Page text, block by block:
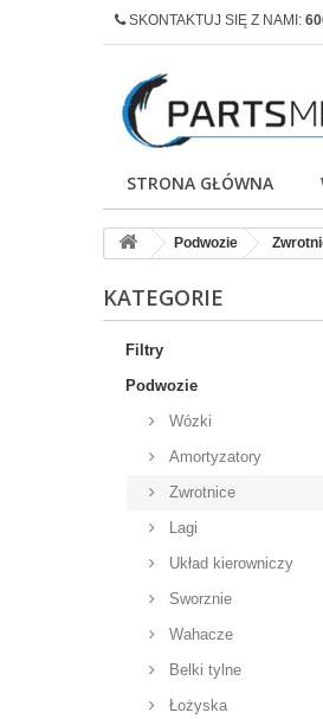
SKONTAKTUJ SIĘ Z NAMI:
STRONA GŁÓWNA
Podwozie
KATEGORIE
Filtry
Podwozie
Wózki
Amortyzatory
Zwrotnice
Lagi
Układ kierowniczy
Sworznie
Wahacze
Belki tylne
Łożyska